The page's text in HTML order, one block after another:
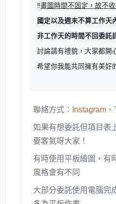
‼️畫圖時間不固定，故不
國定以及週末不算工作天
非工作天的時間不回委託
討論請有禮貌，大家都開
希望你我能共同擁有美好
聯絡方式： Instagram 、
如果有想委託但項目表
要客氣呀大家！
有時使用平板繪圖，有
風格會有不同
大部分委託使用電腦完